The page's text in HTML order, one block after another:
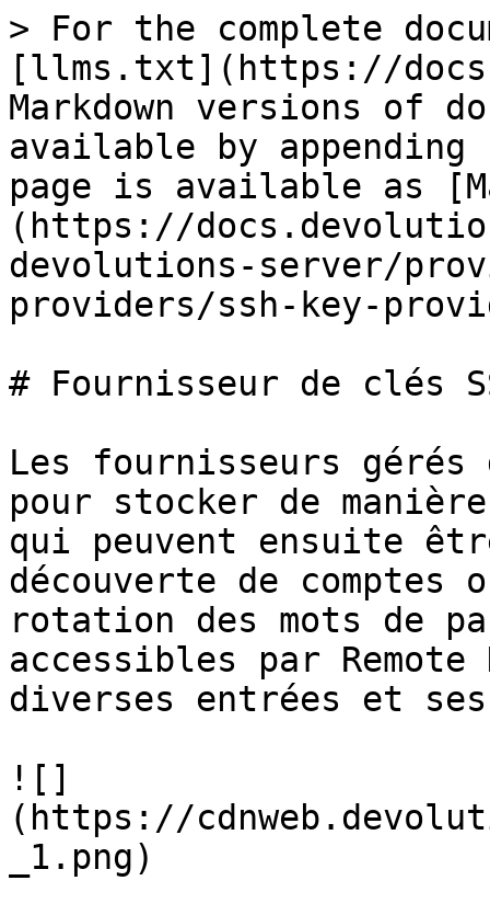
> For the complete
[llms.txt](https://
Markdown versions of
available by
page is available as
(https://
devolutions-server/
providers/ssh-key-
# Fournisseur de clés
Les fournisseurs
pour stocker de
qui peuvent ensuite
découverte de comptes
rotation des mots de
accessibles par Remote
diverses entrées et
![]
(https://
_1.png)